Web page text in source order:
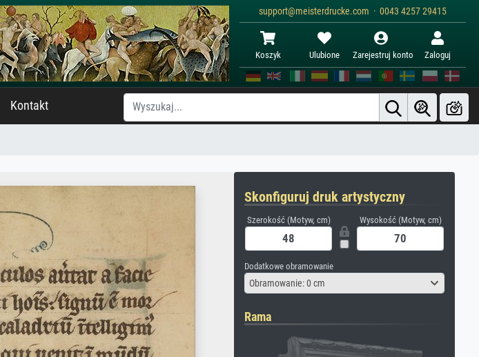
support@meisterdrucke.com · 0043 4257 29415
Koszyk Ulubione Zarejestruj konto Zaloguj
Kontakt
Skonfiguruj druk artystyczny
Szerokość (Motyw, cm) Wysokość (Motyw, cm)
Dodatkowe obramowanie
Obramowanie: 0 cm
Rama